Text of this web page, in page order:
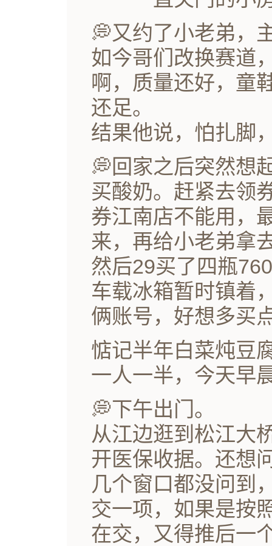
💭又约了小老弟，
如今哥们改换赛道
啊，质量还好，童
还足。
结果他说，怕扎脚
💭回家之后突然想
买酸奶。赶紧去领
券江南店不能用，
来，再给小老弟拿
然后29买了四瓶
车载冰箱暂时镇着
俩账号，好想多买
惦记半年白菜炖豆
一人一半，今天早
💭下午出门。
从江边逛到松江大
开医保收据。还想
几个窗口都没问到
交一项，如果是按
在交，又得推后一